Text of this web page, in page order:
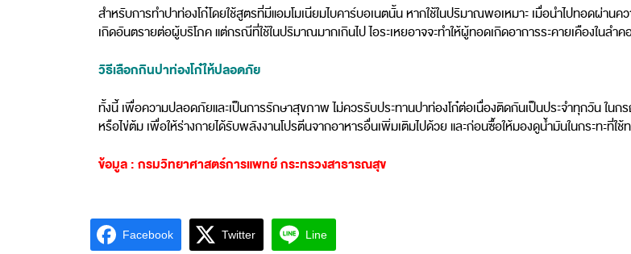
สำหรับการทำปาท่องโก๋โดยใช้สูตรที่มีแอมโมเนียมไบคาร์บอเนตนั้น หากใช้ในปริมาณพอเหมาะ เมื่อนำไปทอดผ่านค
เกิดอันตรายต่อผู้บริโภค แต่กรณีที่ใช้ในปริมาณมากเกินไป ไอระเหยอาจจะทำให้ผู้ทอดเกิดอาการระคายเคืองในลํ
วิธีเลือกกินปาท่องโก๋ให้ปลอดภัย
ทั้งนี้ เพื่อความปลอดภัยและเป็นการรักษาสุขภาพ ไม่ควรรับประทานปาท่องโก๋ต่อเนื่องติดกันเป็นประจำทุกวัน ในก
หรือไข่ต้ม เพื่อให้ร่างกายได้รับพลังงานโปรตีนจากอาหารอื่นเพิ่มเติมไปด้วย และก่อนซื้อให้มองดูน้ำมันในกระทะที่ใ
ข้อมูล : กรมวิทยาศาสตร์การแพทย์ กระทรวงสาธารณสุข
Facebook Twitter Line